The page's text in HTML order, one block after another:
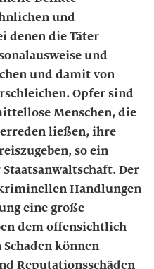
und
denen die Täter
und
und damit von
Opfer sind
Menschen, die
ließen, ihre
so ein
Der
Handlungen
eine große
dem offensichtlich
können
Reputationsschäden